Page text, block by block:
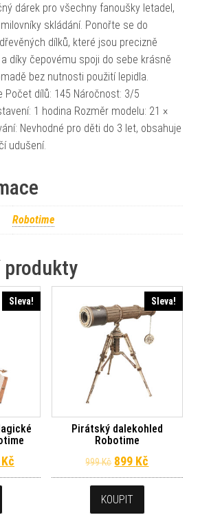
dárek pro všechny fanoušky letadel,
skládání. Ponořte se do
dílků, které jsou precizně
díky čepovému spoji do sebe krásně
bez nutnosti použití lepidla.
Počet dílů: 145 Náročnost: 3/5
1 hodina Rozměr modelu: 21 ×
Nevhodné pro děti do 3 let, obsahuje
udušení.
Robotime
Sleva!
cena byla: 1 199 Kč.
Kč Aktuální cena je: 1 079 Kč.
Sleva!
Pirátský dalekohled
Robotime
999Kč Původní cena
899 Kč
KOUPIT